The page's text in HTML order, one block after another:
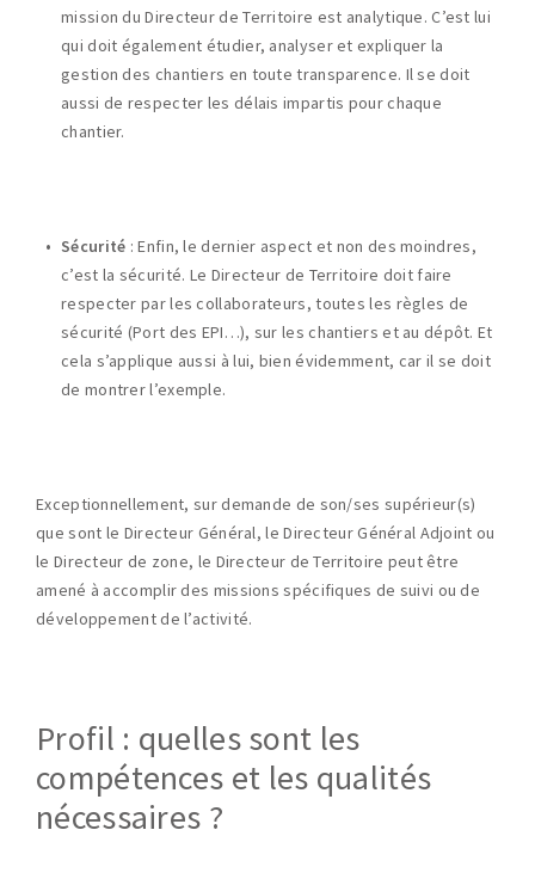
mission du Directeur de Territoire est analytique. C’est lui
qui doit également étudier, analyser et expliquer la
gestion des chantiers en toute transparence. Il se doit
aussi de respecter les délais impartis pour chaque
chantier.
Sécurité : Enfin, le dernier aspect et non des moindres,
c’est la sécurité. Le Directeur de Territoire doit faire
respecter par les collaborateurs, toutes les règles de
sécurité (Port des EPI…), sur les chantiers et au dépôt. Et
cela s’applique aussi à lui, bien évidemment, car il se doit
de montrer l’exemple.
Exceptionnellement, sur demande de son/ses supérieur(s)
que sont le Directeur Général, le Directeur Général Adjoint ou
le Directeur de zone, le Directeur de Territoire peut être
amené à accomplir des missions spécifiques de suivi ou de
développement de l’activité.
Profil : quelles sont les
compétences et les qualités
nécessaires ?